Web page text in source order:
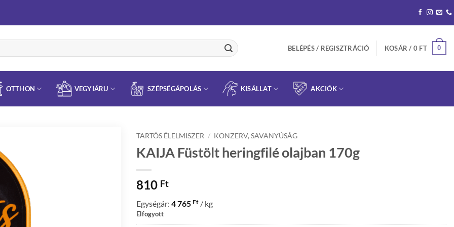
BELÉPÉS / REGISZTRÁCIÓ KOSÁR / 0 FT 0
OTTHON VEGYIÁRU SZÉPSÉGÁPOLÁS KISÁLLAT AKCIÓK
TARTÓS ÉLELMISZER / KONZERV, SAVANYÚSÁG
KAIJA Füstölt heringfilé olajban 170g
810 Ft
Egységár: 4 765 Ft / kg
Elfogyott